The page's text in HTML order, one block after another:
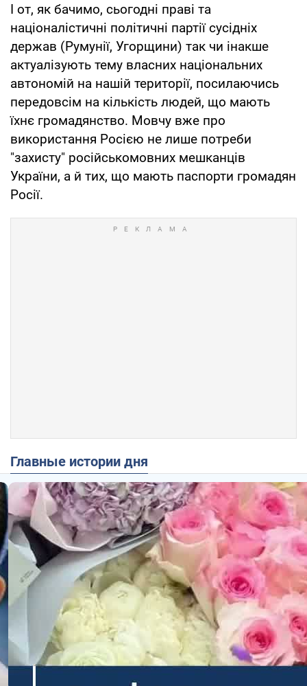
І от, як бачимо, сьогодні праві та
націоналістичні політичні партії сусідніх
держав (Румунії, Угорщини) так чи інакше
актуалізують тему власних національних
автономій на нашій території, посилаючись
передовсім на кількість людей, що мають
їхнє громадянство. Мовчу вже про
використання Росією не лише потреби
"захисту" російськомовних мешканців
України, а й тих, що мають паспорти громадян
Росії.
Главные истории дня